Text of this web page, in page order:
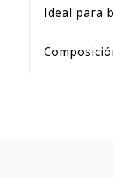
Ideal para